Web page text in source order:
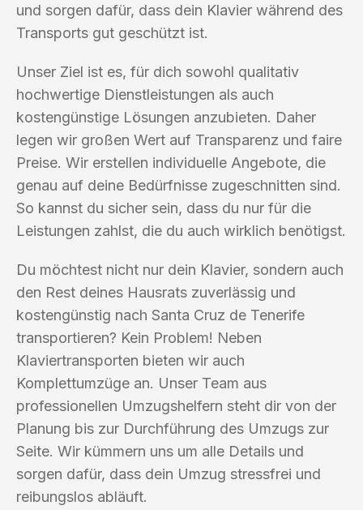
und sorgen dafür, dass dein Klavier während des
Transports gut geschützt ist.
Unser Ziel ist es, für dich sowohl qualitativ
hochwertige Dienstleistungen als auch
kostengünstige Lösungen anzubieten. Daher
legen wir großen Wert auf Transparenz und faire
Preise. Wir erstellen individuelle Angebote, die
genau auf deine Bedürfnisse zugeschnitten sind.
So kannst du sicher sein, dass du nur für die
Leistungen zahlst, die du auch wirklich benötigst.
Du möchtest nicht nur dein Klavier, sondern auch
den Rest deines Hausrats zuverlässig und
kostengünstig nach Santa Cruz de Tenerife
transportieren? Kein Problem! Neben
Klaviertransporten bieten wir auch
Komplettumzüge an. Unser Team aus
professionellen Umzugshelfern steht dir von der
Planung bis zur Durchführung des Umzugs zur
Seite. Wir kümmern uns um alle Details und
sorgen dafür, dass dein Umzug stressfrei und
reibungslos abläuft.